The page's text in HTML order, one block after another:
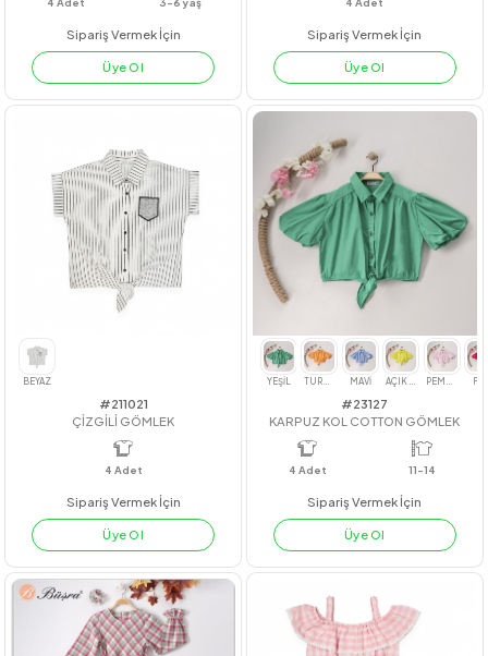
BEJ
#201138
DOĞAL İKİLİ TAKIM
4Adet 3-6 yaş
Üye Ol
PEMBE GRİ(KOYU)
#201040
ÇİÇEK BASKILI GÖMLEK
4Adet
Sipariş Vermek İçin
Üye Ol
#211021
ÇİZGİLİ GÖMLEK
4Adet
Sipariş Vermek İçin
#23127
KARPUZ KOL COTTON
Adet
Sipariş Vermek İçin